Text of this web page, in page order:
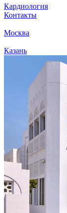
Кардиология
Контакты
Москва
Казань